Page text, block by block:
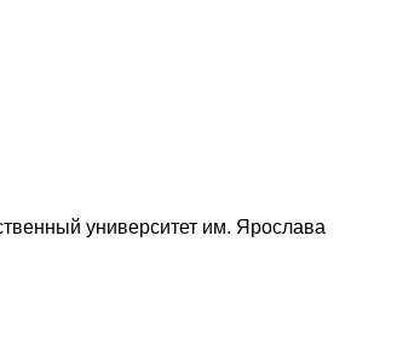
университет им. Ярослава